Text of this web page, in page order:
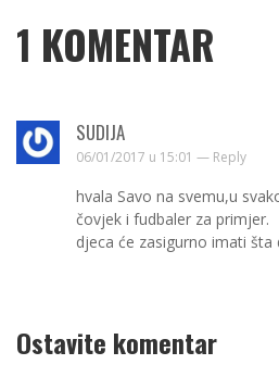
1 KOMENTAR
SUDIJA
06/01/2017 u 15:01 — Reply
hvala Savo na svemu,u
čovjek i fudbaler za primjer.
djeca će zasigurno imati šta
Ostavite komentar